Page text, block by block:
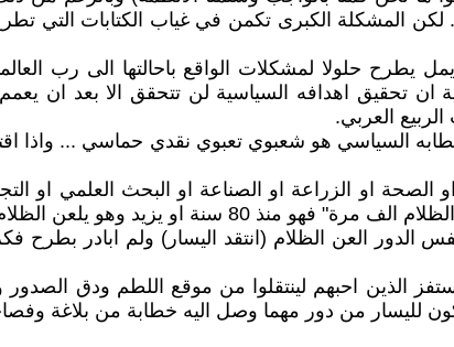
المشكلة الكبرى تكمن في غياب الكتابات التي
يطرح حلولا لمشكلات الواقع باحالتها الى رب
ان تحقيق اهدافه السياسية لن تتحقق الا بعد ان
العربي.
السياسي هو شعبوي تعبوي نقدي حماسي ... واذا
او الزراعة او الصناعة او البحث العلمي او
وهو يلعن الظلام .. ولم يشعل شمعة.
الدور العن الظلام (انتقد اليسار) ولم ابادر بطرح
الذين احبهم لينتقلوا من موقع اللطم ودق الصدور
لليسار من دور مهما وصل اليه خطابة من بلاغة